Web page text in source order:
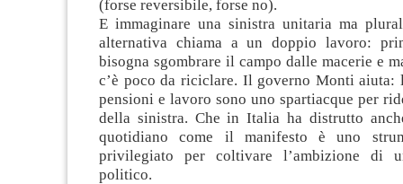
(forse reversibile, forse no).
E immaginare una sinistra unitaria ma
alternativa chiama a un doppio lavoro:
bisogna sgombrare il campo dalle macerie e
c’è poco da riciclare. Il governo Monti aiuta:
pensioni e lavoro sono uno spartiacque per
della sinistra. Che in Italia ha distrutto
quotidiano come il manifesto è uno
privilegiato per coltivare l’ambizione di
politico.